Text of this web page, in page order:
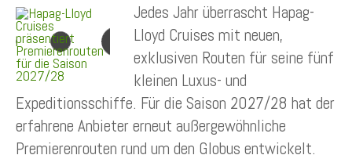
Jedes Jahr überrascht Hapag-
Lloyd Cruises mit neuen,
exklusiven Routen für seine fünf
kleinen Luxus- und
Expeditionsschiffe. Für die Saison 2027/28 hat der
erfahrene Anbieter erneut außergewöhnliche
Premierenrouten rund um den Globus entwickelt.